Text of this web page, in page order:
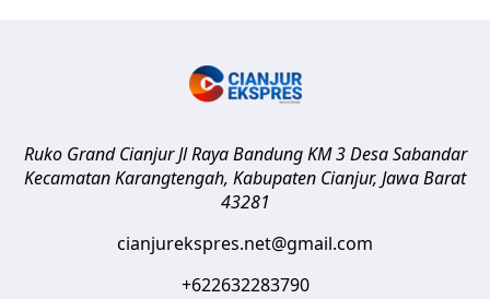
Ruko Grand Cianjur Jl Raya Bandung KM 3 Desa Sabandar
Kecamatan Karangtengah, Kabupaten Cianjur, Jawa Barat
43281
cianjurekspres.net@gmail.com
+622632283790